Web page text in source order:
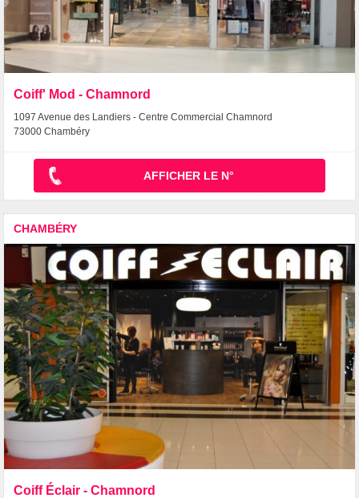
Coiff' Mod - Chamnord
1097 Avenue des Landiers - Centre Commercial Chamnord
73000 Chambéry
AFFICHER LE N°
CHAMBÉRY
Coiff Éclair - Chamnord